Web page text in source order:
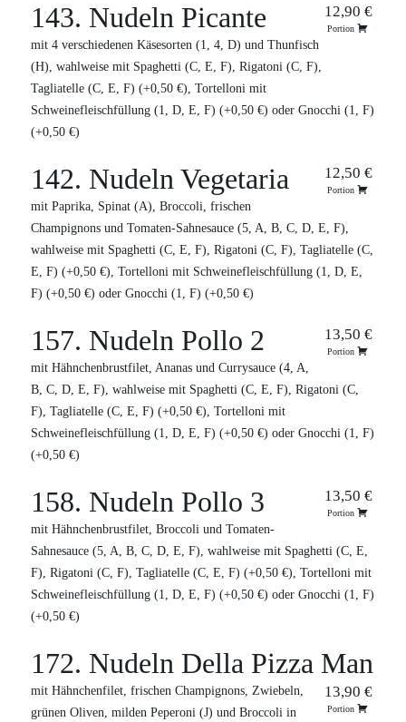
143. Nudeln Picante 12,90 €
Portion
mit 4 verschiedenen Käsesorten (1, 4, D) und Thunfisch
(H), wahlweise mit Spaghetti (C, E, F), Rigatoni (C, F),
Tagliatelle (C, E, F) (+0,50 €), Tortelloni mit
Schweinefleischfüllung (1, D, E, F) (+0,50 €) oder Gnocchi (1, F)
(+0,50 €)
142. Nudeln Vegetaria 12,50 €
Portion
mit Paprika, Spinat (A), Broccoli, frischen
Champignons und Tomaten-Sahnesauce (5, A, B, C, D, E, F),
wahlweise mit Spaghetti (C, E, F), Rigatoni (C, F), Tagliatelle (C,
E, F) (+0,50 €), Tortelloni mit Schweinefleischfüllung (1, D, E,
F) (+0,50 €) oder Gnocchi (1, F) (+0,50 €)
157. Nudeln Pollo 2 13,50 €
Portion
mit Hähnchenbrustfilet, Ananas und Currysauce (4, A,
B, C, D, E, F), wahlweise mit Spaghetti (C, E, F), Rigatoni (C,
F), Tagliatelle (C, E, F) (+0,50 €), Tortelloni mit
Schweinefleischfüllung (1, D, E, F) (+0,50 €) oder Gnocchi (1, F)
(+0,50 €)
158. Nudeln Pollo 3 13,50 €
Portion
mit Hähnchenbrustfilet, Broccoli und Tomaten-
Sahnesauce (5, A, B, C, D, E, F), wahlweise mit Spaghetti (C, E,
F), Rigatoni (C, F), Tagliatelle (C, E, F) (+0,50 €), Tortelloni mit
Schweinefleischfüllung (1, D, E, F) (+0,50 €) oder Gnocchi (1, F)
(+0,50 €)
172. Nudeln Della Pizza Man
13,90 €
Portion
mit Hähnchenfilet, frischen Champignons, Zwiebeln,
grünen Oliven, milden Peperoni (J) und Broccoli in